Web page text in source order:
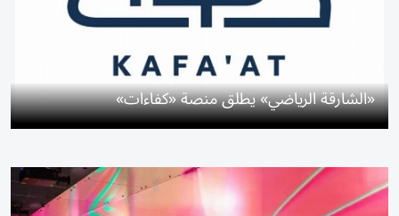
«الشارقة الرياضي» يطلق منصة «كفاءات»